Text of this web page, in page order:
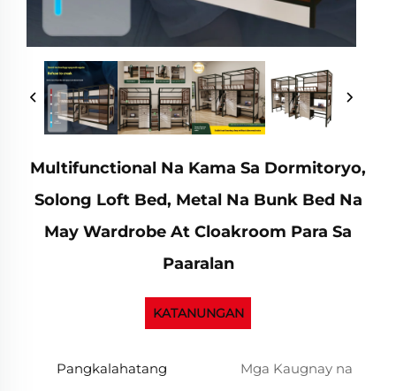
Multifunctional Na Kama Sa Dormitoryo,
Solong Loft Bed, Metal Na Bunk Bed Na
May Wardrobe At Cloakroom Para Sa
Paaralan
KATANUNGAN
Pangkalahatang Mga Kaugnay na